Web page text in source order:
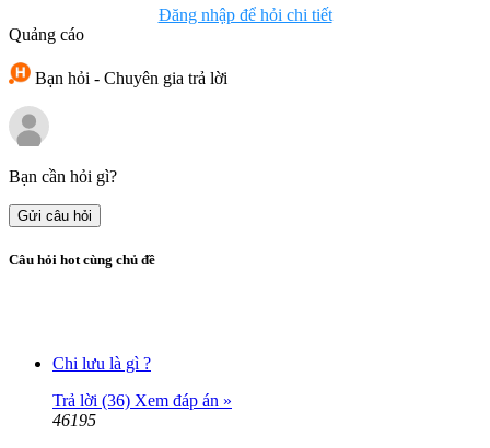
Đăng nhập để hỏi chi tiết
Quảng cáo
Bạn hỏi - Chuyên gia trả lời
Bạn cần hỏi gì?
Gửi câu hỏi
Câu hỏi hot cùng chủ đề
Chi lưu là gì ?
Trả lời (36) Xem đáp án »
46195